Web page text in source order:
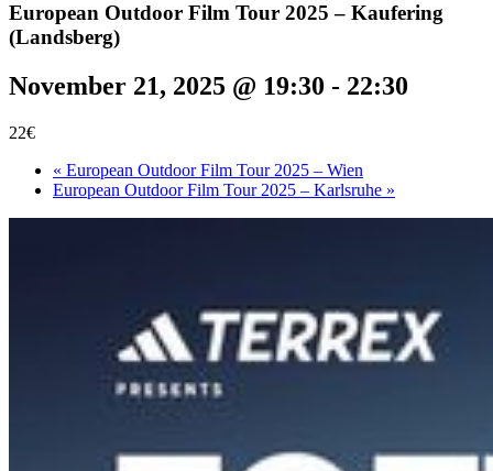
European Outdoor Film Tour 2025 – Kaufering
(Landsberg)
November 21, 2025 @ 19:30 - 22:30
22€
« European Outdoor Film Tour 2025 – Wien
European Outdoor Film Tour 2025 – Karlsruhe »